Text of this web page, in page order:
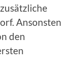
Ansonsten
den